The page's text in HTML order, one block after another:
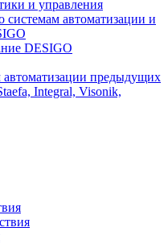
и управления
автоматизации и
DESIGO
предыдущих
Integral, Visonik,